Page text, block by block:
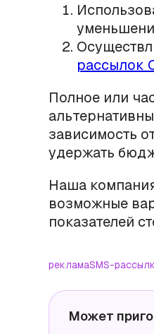
рассылок
Полное или
зависимость
удержать
Наша
возможные
показателей
рекламаSMS-
Может